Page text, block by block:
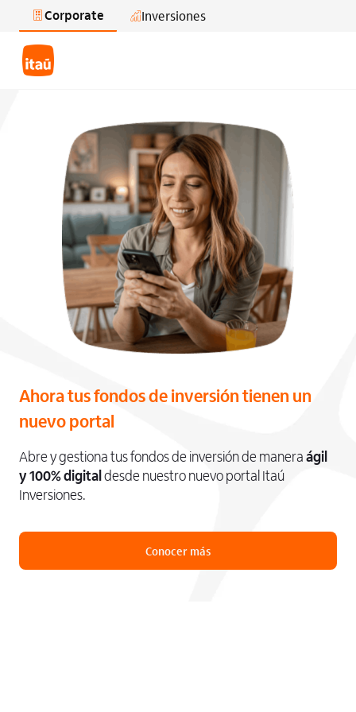
Saltar al contenido principal
Corporate Inversiones
Ahora tus fondos de inversión tienen un
nuevo portal
Abre y gestiona tus fondos de inversión de manera ágil
y 100% digitaldesde nuestro nuevo portal Itaú
Inversiones.
Conocer más